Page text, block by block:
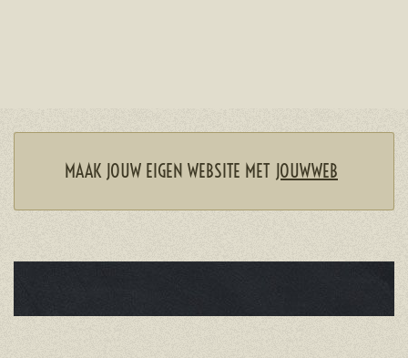
MAAK JOUW EIGEN WEBSITE MET JOUWWEB